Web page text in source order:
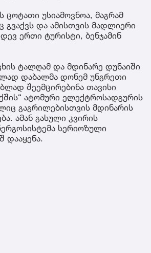
ცოტათი უსიამოვნოა, მაგრამ
გვაქვს და ამისთვის მადლიერი
ერთი ტურისტი, ბენჯამინ
ტალღამ და მდინარე დუნაიში
დაბალმა დონემ უნგრეთი
შეემცირებინა თავისი
ატომური ელექტროსადგურის
გაგრილებისთვის მდინარის
ამან გასული კვირის
სერიოზული
დააყენა.